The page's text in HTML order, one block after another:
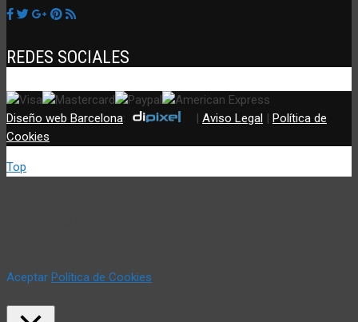
REDES SOCIALES
Diseño web Barcelona: | Aviso Legal | Política de
Cookies
Top
Aceptar Política de Cookies